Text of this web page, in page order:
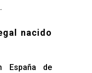
nacido
España de